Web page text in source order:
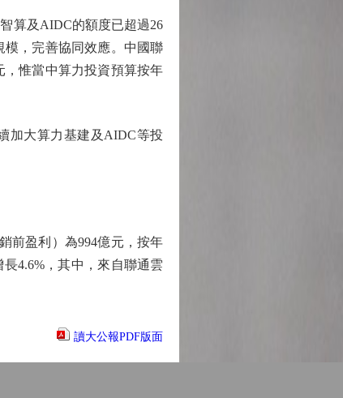
算及AIDC的額度已超過26
，完善協同效應。中國聯
，惟當中算力投資預算按年
大算力基建及AIDC等投
前盈利）為994億元，按年
4.6%，其中，來自聯通雲
讀大公報PDF版面